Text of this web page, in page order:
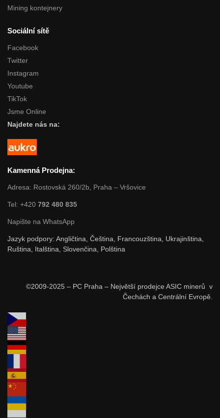
Mining kontejnery
Sociální sítě
Facebook
Twitter
Instagram
Youtube
TikTok
Jsme Online
Najdete nás na:
Kamenná Prodejna:
Adresa: Rostovská 260/2b, Praha – Vršovice
Tel: +420 792 480 835
Napište na WhatsApp
Jazyk podpory: Angličtina, Čeština, Francouzština, Ukrajinština,
Ruština, Italština, Slovenčina, Polština
©2009-2025 – PC Praha – Největší prodejce ASIC minerů v
Čechách a Centrální Evropě.